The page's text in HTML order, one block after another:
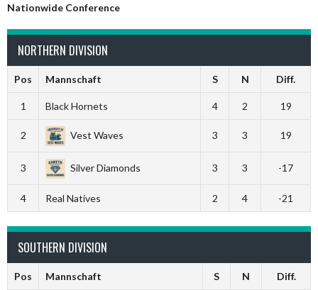
Nationwide Conference
NORTHERN DIVISION
Pos Mannschaft S N Diff.
1 Black Hornets 4 2 19
2 Vest Waves 3 3 19
3 Silver Diamonds 3 3 -17
4 Real Natives 2 4 -21
SOUTHERN DIVISION
Pos Mannschaft S N Diff.